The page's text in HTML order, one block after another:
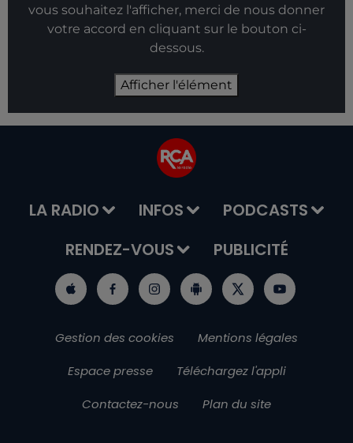
vous souhaitez l'afficher, merci de nous donner
votre accord en cliquant sur le bouton ci-
dessous.
Afficher l'élément
LA RADIO INFOS
PODCASTS
RENDEZ-VOUS
PUBLICITÉ
Gestion des cookies
Mentions légales
Espace presse
Téléchargez l'appli
Contactez-nous
Plan du site